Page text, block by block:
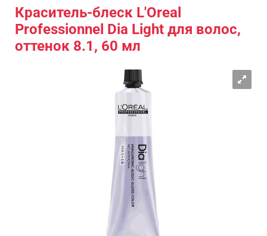
Краситель-блеск L'Oreal
Professionnel Dia Light для волос,
оттенок 8.1, 60 мл